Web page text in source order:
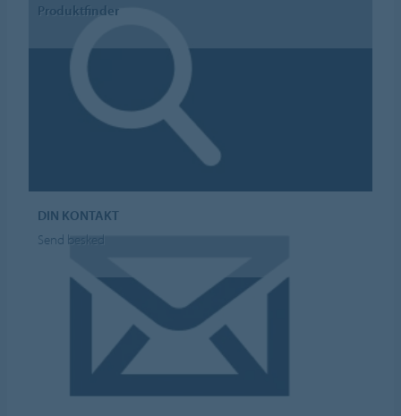
Produktfinder
DIN KONTAKT
Send besked